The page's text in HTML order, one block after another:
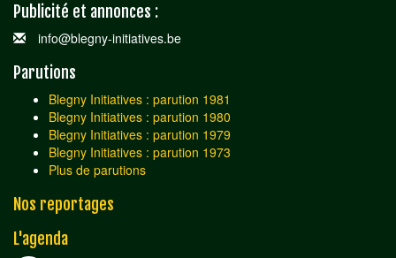
Publicité et annonces :
info@blegny-initiatives.be
Parutions
Blegny Initiatives : parution 1981
Blegny Initiatives : parution 1980
Blegny Initiatives : parution 1979
Blegny Initiatives : parution 1973
Plus de parutions
Nos reportages
L'agenda